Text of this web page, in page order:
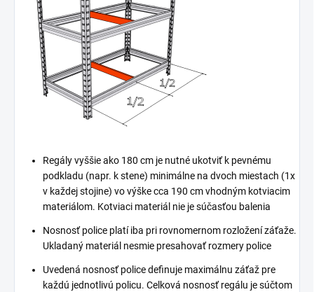
Regály vyššie ako 180 cm je nutné ukotviť k pevnému
podkladu (napr. k stene) minimálne na dvoch miestach (1x
v každej stojine) vo výške cca 190 cm vhodným kotviacim
materiálom. Kotviaci materiál nie je súčasťou balenia
Nosnosť police platí iba pri rovnomernom rozložení záťaže.
Ukladaný materiál nesmie presahovať rozmery police
Uvedená nosnosť police definuje maximálnu záťaž pre
každú jednotlivú policu. Celková nosnosť regálu je súčtom